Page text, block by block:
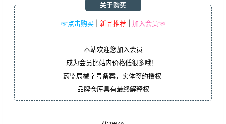
☞点击购买 新品推荐 加入会员☜
关于购买
本站欢迎您加入会员
成为会员比站内价格低很多哦！
药监局械字号备案，实体签约授权
品牌仓库具有最终解释权